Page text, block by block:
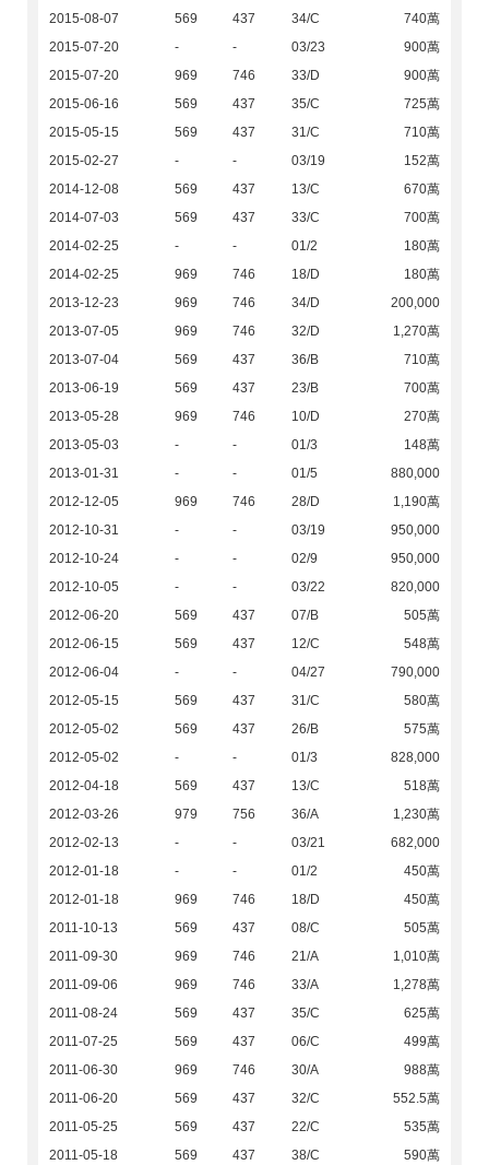
2015-08-07
569 437 34/C
740萬
2015-07-20
- - 03/23
900萬
2015-07-20
969 746 33/D
900萬
2015-06-16
569 437 35/C
725萬
2015-05-15
569 437 31/C
710萬
2015-02-27
- - 03/19
152萬
2014-12-08
569 437 13/C
670萬
2014-07-03
569 437 33/C
700萬
2014-02-25
- - 01/2
180萬
2014-02-25
969 746 18/D
180萬
2013-12-23
969 746 34/D
200,000
2013-07-05
969 746 32/D
1,270萬
2013-07-04
569 437 36/B
710萬
2013-06-19
569 437 23/B
700萬
2013-05-28
969 746 10/D
270萬
2013-05-03
- - 01/3
148萬
2013-01-31
- - 01/5
880,000
2012-12-05
969 746 28/D
1,190萬
2012-10-31
- - 03/19
950,000
2012-10-24
- - 02/9
950,000
2012-10-05
- - 03/22
820,000
2012-06-20
569 437 07/B
505萬
2012-06-15
569 437 12/C
548萬
2012-06-04
- - 04/27
790,000
2012-05-15
569 437 31/C
580萬
2012-05-02
569 437 26/B
575萬
2012-05-02
- - 01/3
828,000
2012-04-18
569 437 13/C
518萬
2012-03-26
979 756 36/A
1,230萬
2012-02-13
- - 03/21
682,000
2012-01-18
- - 01/2
450萬
2012-01-18
969 746 18/D
450萬
2011-10-13
569 437 08/C
505萬
2011-09-30
969 746 21/A
1,010萬
2011-09-06
969 746 33/A
1,278萬
2011-08-24
569 437 35/C
625萬
2011-07-25
569 437 06/C
499萬
2011-06-30
969 746 30/A
988萬
2011-06-20
569 437 32/C
552.5萬
2011-05-25
569 437 22/C
535萬
2011-05-18
569 437 38/C
590萬